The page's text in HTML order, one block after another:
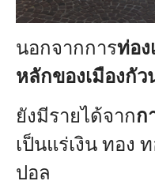
นอกจากการท่อง
หลักของเมืองกัว
ยังมีรายได้จากก
เป็นแร่เงิน ทอง
ปอล